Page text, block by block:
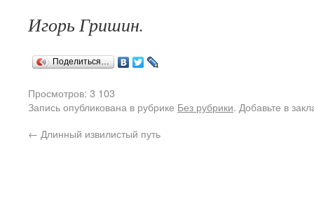
Игорь Гришин.
Поделиться…
Просмотров: 3 103
Запись опубликована в рубрике Без рубрики. Добавьте в
← Длинный извилистый путь